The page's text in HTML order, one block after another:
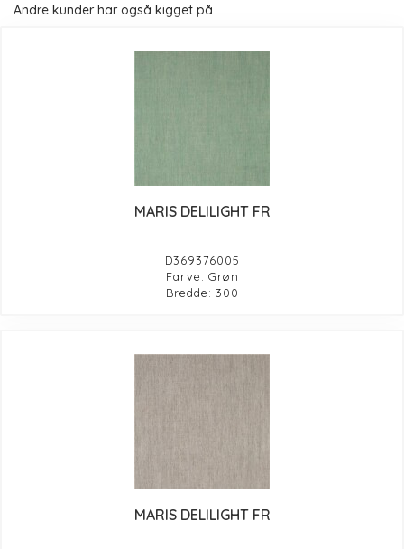
Andre kunder har også kigget på
MARIS DELILIGHT FR
D369376005
Farve: Grøn
Bredde: 300
MARIS DELILIGHT FR